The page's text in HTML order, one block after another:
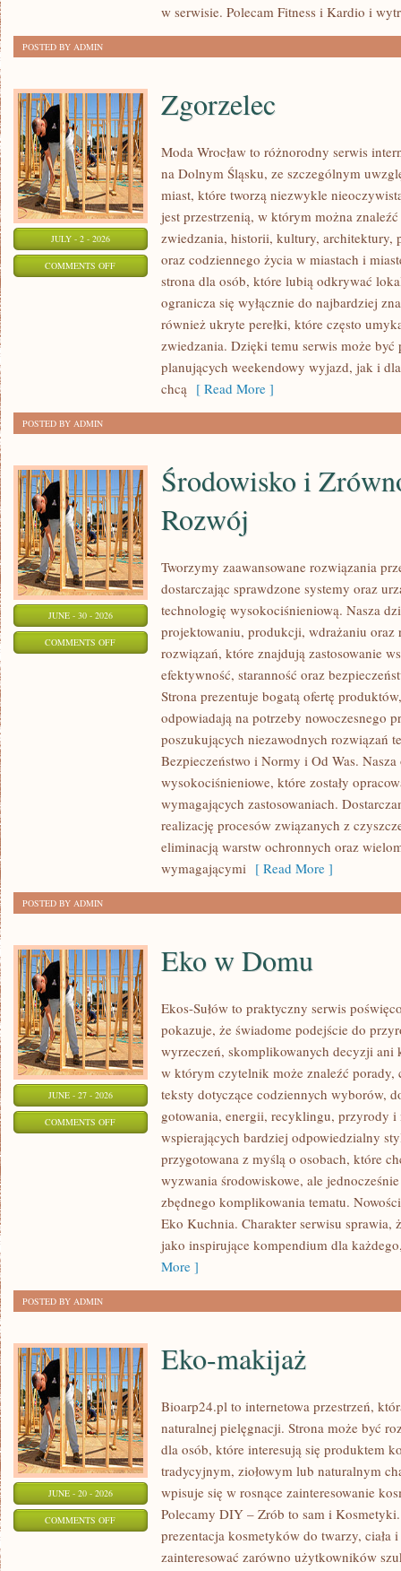
w serwisie. Polecam Fitness i Kardio i
POSTED BY ADMIN
JULY - 2 - 2026
COMMENTS OFFON
ZGORZELEC
Zgorzelec
Moda Wrocław to różnorodny serwis
na Dolnym Śląsku, ze szczególnym
miast, które tworzą niezwykle
jest przestrzenią, w którym można
zwiedzania, historii, kultury, architektury,
oraz codziennego życia w miastach i
strona dla osób, które lubią odkrywać
ogranicza się wyłącznie do najbardziej
również ukryte perełki, które często
zwiedzania. Dzięki temu serwis może
planujących weekendowy wyjazd, jak i
chcą [ Read More ]
POSTED BY ADMIN
JUNE - 30 - 2026
COMMENTS OFFON
Środowisko i
Rozwój
Tworzymy zaawansowane rozwiązania
dostarczając sprawdzone systemy oraz
technologię wysokociśnieniową. Nasza
projektowaniu, produkcji, wdrażaniu oraz
rozwiązań, które znajdują zastosowanie
efektywność, staranność oraz
Strona prezentuje bogatą ofertę
odpowiadają na potrzeby nowoczesnego
poszukujących niezawodnych rozwiązań
Bezpieczeństwo i Normy i Od Was.
wysokociśnieniowe, które zostały
wymagających zastosowaniach.
realizację procesów związanych z
eliminacją warstw ochronnych oraz
wymagającymi [ Read More ]
POSTED BY ADMIN
JUNE - 27 - 2026
COMMENTS OFFON
Eko w Domu
Ekos-Sułów to praktyczny serwis
pokazuje, że świadome podejście do
wyrzeczeń, skomplikowanych decyzji ani
w którym czytelnik może znaleźć porady,
teksty dotyczące codziennych wyborów,
gotowania, energii, recyklingu, przyrody i
wspierających bardziej odpowiedzialny
przygotowana z myślą o osobach, które
wyzwania środowiskowe, ale
zbędnego komplikowania tematu.
Eko Kuchnia. Charakter serwisu sprawia,
jako inspirujące kompendium dla
More ]
POSTED BY ADMIN
JUNE - 20 - 2026
COMMENTS OFFON
Eko-makijaż
Bioarp24.pl to internetowa przestrzeń,
naturalnej pielęgnacji. Strona może być
dla osób, które interesują się produktem
tradycyjnym, ziołowym lub naturalnym
wpisuje się w rosnące zainteresowanie
Polecamy DIY – Zrób to sam i
prezentacja kosmetyków do twarzy, ciała
zainteresować zarówno użytkowników